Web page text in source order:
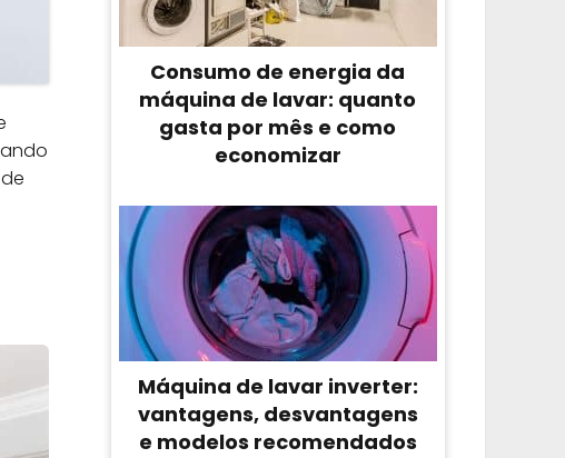
Consumo de energia da
máquina de lavar: quanto
gasta por mês e como
economizar
Máquina de lavar inverter:
vantagens, desvantagens
e modelos recomendados